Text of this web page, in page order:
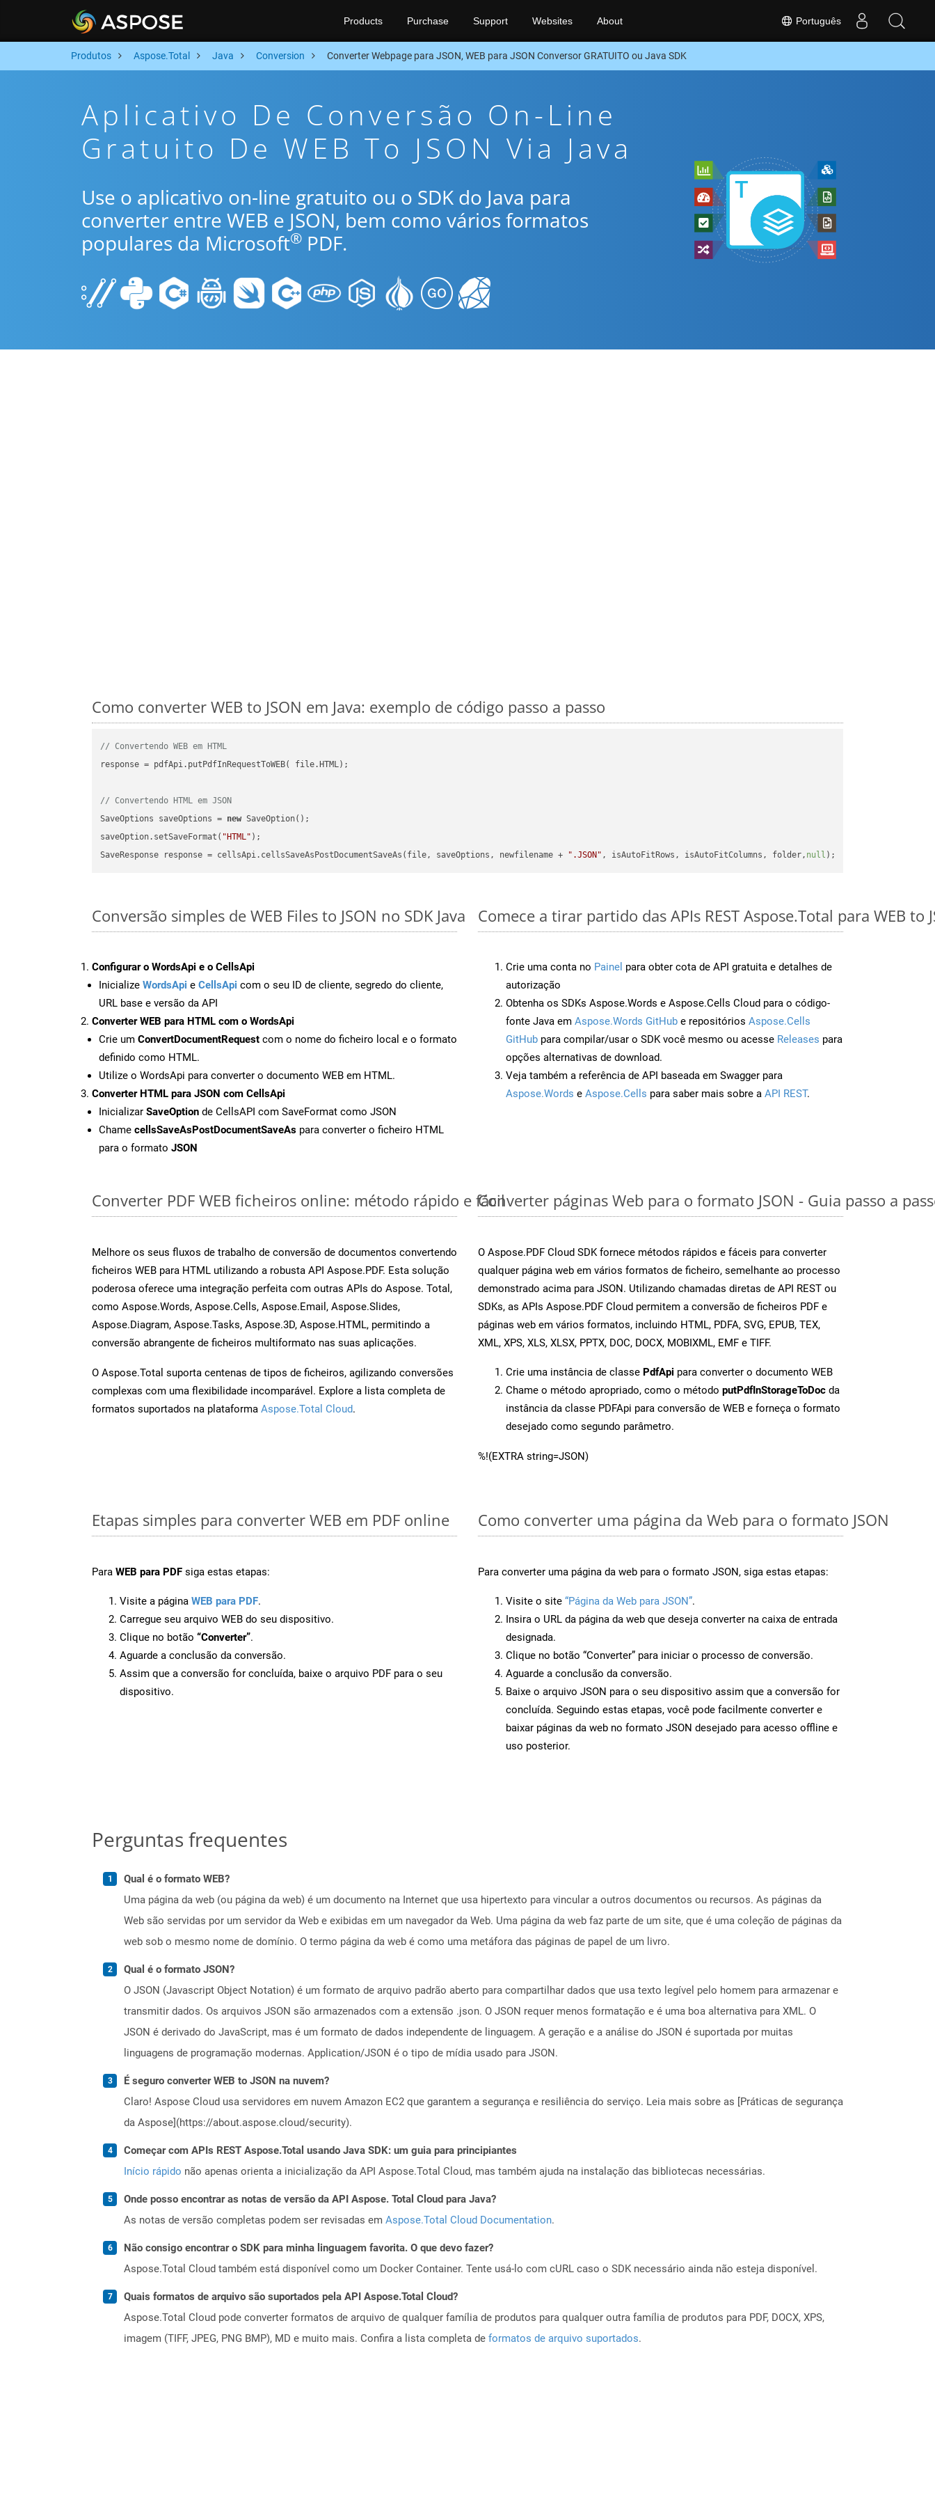
Português
Products Purchase Support Websites About
Produtos Aspose.Total Java Conversion Converter Webpage para JSON, WEB para JSON Conversor GRATUITO ou Java SDK
Aplicativo De Conversão On-Line
Gratuito De WEB To JSON Via Java
Use o aplicativo on-line gratuito ou o SDK do Java para
converter entre WEB e JSON, bem como vários formatos
populares da Microsoft® PDF.
Como converter WEB to JSON em Java: exemplo de código passo a passo
// Convertendo WEB em HTML
response = pdfApi.putPdfInRequestToWEB( file.HTML);
// Convertendo HTML em JSON
SaveOptions saveOptions = new SaveOption();
saveOption.setSaveFormat( "HTML" );
SaveResponse response = cellsApi.cellsSaveAsPostDocumentSaveAs(file, saveOptions, newfilename +
".JSON" , isAutoFitRows, isAutoFitColumns, folder, null
Conversão simples de WEB Files to JSON no SDK Java
Configurar o WordsApi e o CellsApi
Inicialize WordsApi e CellsApi com o seu ID de cliente, segredo do cliente,
URL base e versão da API
Converter WEB para HTML com o WordsApi
Crie um ConvertDocumentRequest com o nome do ficheiro local e o formato
definido como HTML.
Utilize o WordsApi para converter o documento WEB em HTML.
Converter HTML para JSON com CellsApi
Inicializar SaveOption de CellsAPI com SaveFormat como JSON
Chame cellsSaveAsPostDocumentSaveAs para converter o ficheiro HTML
para o formato JSON
Comece a tirar partido das APIs REST Aspose.Total para WEB to
Crie uma conta no Painel para obter cota de API gratuita e detalhes de
autorização
Obtenha os SDKs Aspose.Words e Aspose.Cells Cloud para o código-
fonte Java em Aspose.Words GitHub e repositórios Aspose.Cells
GitHub para compilar/usar o SDK você mesmo ou acesse Releases para
opções alternativas de download.
Veja também a referência de API baseada em Swagger para
Aspose.Words e Aspose.Cells para saber mais sobre a API REST.
Converter PDF WEB ficheiros online: método rápido e fácil
Melhore os seus fluxos de trabalho de conversão de documentos convertendo
ficheiros WEB para HTML utilizando a robusta API Aspose.PDF. Esta solução
poderosa oferece uma integração perfeita com outras APIs do Aspose. Total,
como Aspose.Words, Aspose.Cells, Aspose.Email, Aspose.Slides,
Aspose.Diagram, Aspose.Tasks, Aspose.3D, Aspose.HTML, permitindo a
conversão abrangente de ficheiros multiformato nas suas aplicações.
O Aspose.Total suporta centenas de tipos de ficheiros, agilizando conversões
complexas com uma flexibilidade incomparável. Explore a lista completa de
formatos suportados na plataforma Aspose.Total Cloud.
Converter páginas Web para o formato JSON - Guia passo a
O Aspose.PDF Cloud SDK fornece métodos rápidos e fáceis para converter
qualquer página web em vários formatos de ficheiro, semelhante ao processo
demonstrado acima para JSON. Utilizando chamadas diretas de API REST ou
SDKs, as APIs Aspose.PDF Cloud permitem a conversão de ficheiros PDF e
páginas web em vários formatos, incluindo HTML, PDFA, SVG, EPUB, TEX,
XML, XPS, XLS, XLSX, PPTX, DOC, DOCX, MOBIXML, EMF e TIFF.
Crie uma instância de classe PdfApi para converter o documento WEB
Chame o método apropriado, como o método putPdfInStorageToDoc da
instância da classe PDFApi para conversão de WEB e forneça o formato
desejado como segundo parâmetro.
%!(EXTRA string=JSON)
Etapas simples para converter WEB em PDF online
Para WEB para PDF siga estas etapas:
Visite a página WEB para PDF.
Carregue seu arquivo WEB do seu dispositivo.
Clique no botão “Converter”.
Aguarde a conclusão da conversão.
Assim que a conversão for concluída, baixe o arquivo PDF para o seu
dispositivo.
Como converter uma página da Web para o formato JSON
Para converter uma página da web para o formato JSON, siga estas etapas:
Visite o site “Página da Web para JSON”.
Insira o URL da página da web que deseja converter na caixa de entrada
designada.
Clique no botão “Converter” para iniciar o processo de conversão.
Aguarde a conclusão da conversão.
Baixe o arquivo JSON para o seu dispositivo assim que a conversão for
concluída. Seguindo estas etapas, você pode facilmente converter e
baixar páginas da web no formato JSON desejado para acesso offline e
uso posterior.
Perguntas frequentes
Qual é o formato WEB?
Uma página da web (ou página da web) é um documento na Internet que usa hipertexto para vincular a outros documentos ou recursos. As páginas da
Web são servidas por um servidor da Web e exibidas em um navegador da Web. Uma página da web faz parte de um site, que é uma coleção de páginas da
web sob o mesmo nome de domínio. O termo página da web é como uma metáfora das páginas de papel de um livro.
Qual é o formato JSON?
O JSON (Javascript Object Notation) é um formato de arquivo padrão aberto para compartilhar dados que usa texto legível pelo homem para armazenar e
transmitir dados. Os arquivos JSON são armazenados com a extensão .json. O JSON requer menos formatação e é uma boa alternativa para XML. O
JSON é derivado do JavaScript, mas é um formato de dados independente de linguagem. A geração e a análise do JSON é suportada por muitas
linguagens de programação modernas. Application/JSON é o tipo de mídia usado para JSON.
É seguro converter WEB to JSON na nuvem?
Claro! Aspose Cloud usa servidores em nuvem Amazon EC2 que garantem a segurança e resiliência do serviço. Leia mais sobre as [Práticas de segurança
da Aspose](https://about.aspose.cloud/security).
Começar com APIs REST Aspose.Total usando Java SDK: um guia para principiantes
Início rápido não apenas orienta a inicialização da API Aspose.Total Cloud, mas também ajuda na instalação das bibliotecas necessárias.
Onde posso encontrar as notas de versão da API Aspose. Total Cloud para Java?
As notas de versão completas podem ser revisadas em Aspose.Total Cloud Documentation.
Não consigo encontrar o SDK para minha linguagem favorita. O que devo fazer?
Aspose.Total Cloud também está disponível como um Docker Container. Tente usá-lo com cURL caso o SDK necessário ainda não esteja disponível.
Quais formatos de arquivo são suportados pela API Aspose.Total Cloud?
Aspose.Total Cloud pode converter formatos de arquivo de qualquer família de produtos para qualquer outra família de produtos para PDF, DOCX, XPS,
imagem (TIFF, JPEG, PNG BMP), MD e muito mais. Confira a lista completa de formatos de arquivo suportados.